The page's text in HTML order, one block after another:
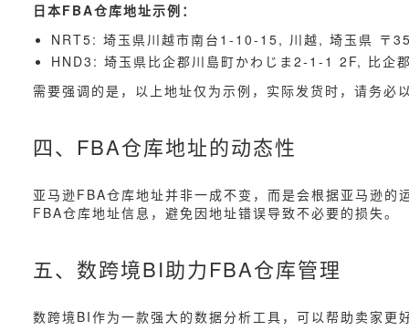
日本FBA仓库地址示例：
NRT5: 埼玉県川越市南台1-10-15, 川越, 埼玉県 〒
HND3: 埼玉県比企郡川島町かわじま2-1-1 2F, 比企
需要强调的是，以上地址仅为示例，实际发货时，请务必
四、FBA仓库地址的动态性
亚马逊FBA仓库地址并非一成不变，而是会根据亚马逊
FBA仓库地址信息，避免因地址错误导致不必要的损失。
五、数跨境BI助力FBA仓库管理
数跨境BI作为一款强大的数据分析工具，可以帮助卖家